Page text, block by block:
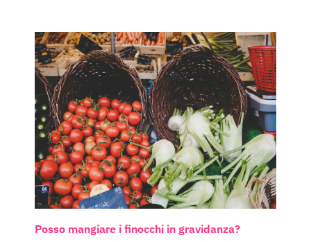
Posso mangiare i finocchi in gravidanza?